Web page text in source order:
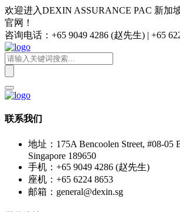
欢迎进入DEXIN ASSURANCE PAC 新加
官网！
咨询电话：+65 9049 4286 (赵先生) | +65
联系我们
地址：175A Bencoolen Street, #08-05
Singapore 189650
手机：+65 9049 4286 (赵先生)
座机：+65 6224 8653
邮箱：general@dexin.sg